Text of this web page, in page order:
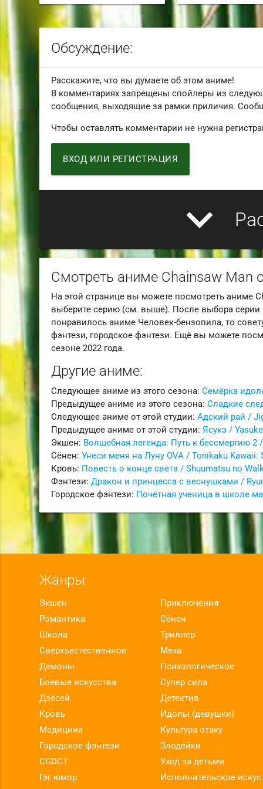
Обсуждение:
Расскажите, что вы думаете об этом аниме!
В комментариях запрещены спойлеры из
сообщения, выходящие за рамки приличия.
Чтобы оставлять комментарии не нужна
ВХОД ИЛИ РЕГИСТРАЦИЯ
expand_more
Смотреть аниме Chainsaw Man
На этой странице вы можете посмотреть аниме
выберите серию (см. выше). После выбора серии
понравилось аниме Человек-бензопила, то
фэнтези, городское фэнтези. Ещё вы можете
сезоне 2022 года.
Другие аниме:
Следующее аниме из этого сезона:Семёрка
Предыдущее аниме из этого сезона:Сладкие
Следующее аниме от этой студии:Адский рай /
Предыдущее аниме от этой студии:Ясукэ /
Экшен: Волшебная легенда: Путь к бессмертию 2
Сёнен:Унеси меня на Луну OVA / Tonikaku Kawaii:
Кровь: Повесть о конце света / Shuumatsu no
Фэнтези:Дракон и принцесса с веснушками /
Городское фэнтези: Почётная ученица в школе
Жанры
Экшен Приключения
Романтика
Сёнен
Школа
Триллер
Сверхъестественное
Меха
Демоны
Психологическое
Боевые искусства
Супер сила
Дзёсей
Детектив
Кровь
Идолы (девушки)
Медицина
Культура отаку
Городское фэнтези
Злодейки
CGDCT
Уход за детьми
Гэг юмор